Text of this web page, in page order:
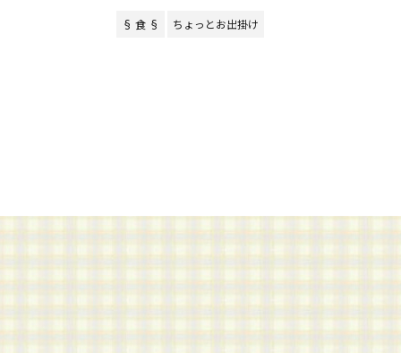
§ 食 § ちょっとお出掛け